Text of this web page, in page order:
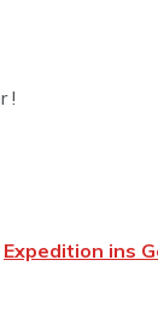
!
Expedition ins